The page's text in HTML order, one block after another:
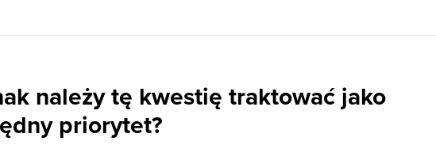
należy tę kwestię traktować jako
priorytet?